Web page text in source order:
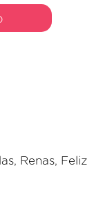
Renas, Feliz